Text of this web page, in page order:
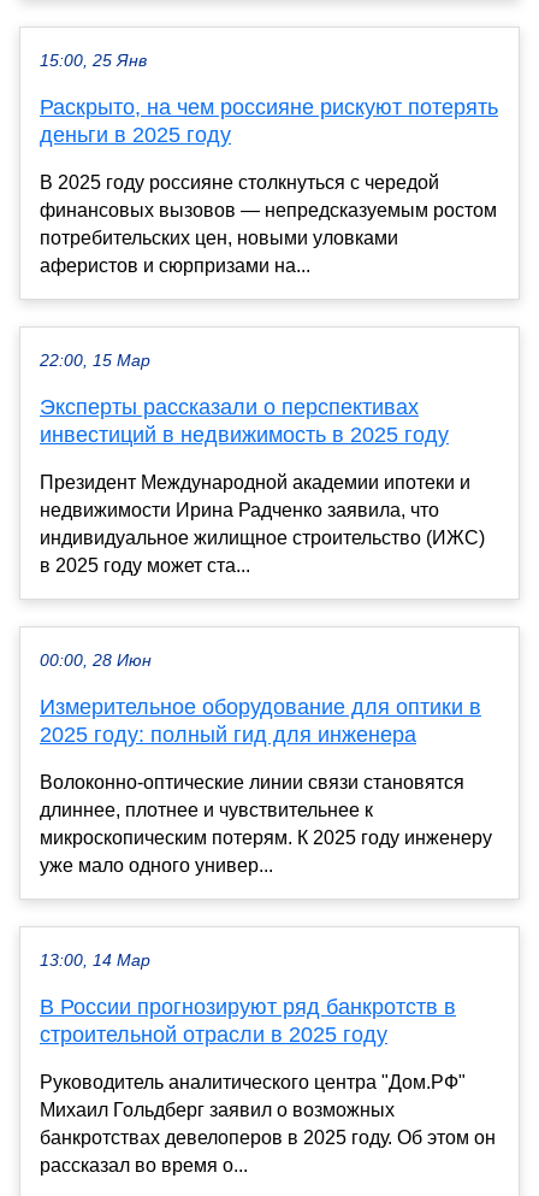
15:00, 25 Янв
Раскрыто, на чем россияне рискуют потерять
деньги в 2025 году
В 2025 году россияне столкнуться с чередой
финансовых вызовов — непредсказуемым ростом
потребительских цен, новыми уловками
аферистов и сюрпризами на...
22:00, 15 Мар
Эксперты рассказали о перспективах
инвестиций в недвижимость в 2025 году
Президент Международной академии ипотеки и
недвижимости Ирина Радченко заявила, что
индивидуальное жилищное строительство (ИЖС)
в 2025 году может ста...
00:00, 28 Июн
Измерительное оборудование для оптики в
2025 году: полный гид для инженера
Волоконно-оптические линии связи становятся
длиннее, плотнее и чувствительнее к
микроскопическим потерям. К 2025 году инженеру
уже мало одного универ...
13:00, 14 Мар
В России прогнозируют ряд банкротств в
строительной отрасли в 2025 году
Руководитель аналитического центра "Дом.РФ"
Михаил Гольдберг заявил о возможных
банкротствах девелоперов в 2025 году. Об этом он
рассказал во время о...